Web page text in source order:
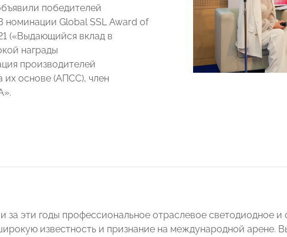
победителей
Global SSL Award of
(«Выдающийся вклад в
награды
производителей
их основе (АПСС), член
за эти годы профессиональное отраслевое светодиодное и
известность и признание на международной арене.